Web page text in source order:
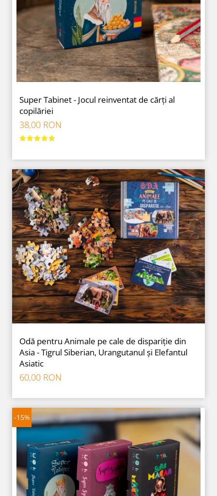
Super Tabinet - Jocul reinventat de cărți al
copilăriei
38,00 RON
Odă pentru Animale pe cale de dispariție din
Asia - Tigrul Siberian, Urangutanul și Elefantul
Asiatic
60,00 RON
-15%